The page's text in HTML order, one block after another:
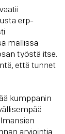
erp-
mallissa
työstä itse.
että tunnet
kumppanin
arviointia